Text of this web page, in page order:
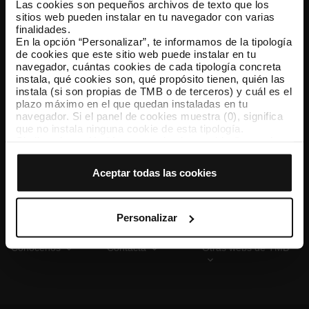
Las cookies son pequeños archivos de texto que los
sitios web pueden instalar en tu navegador con varias
finalidades.
En la opción “Personalizar”, te informamos de la tipología
de cookies que este sitio web puede instalar en tu
navegador, cuántas cookies de cada tipología concreta
instala, qué cookies son, qué propósito tienen, quién las
instala (si son propias de TMB o de terceros) y cuál es el
plazo máximo en el que quedan instaladas en tu
navegador. Si el panel de cookies muestra (0), significa
que no instala ninguna cookie de esta tipología.
que todas estas cookies se instalen en tu navegador.
tipología de cookies permite indicar si quieres que se
instalen o no las cookies de esa clase.
Una vez que hayas marcado tus preferencias, debes
hacer clic en “Seleccionar y configurar”. Así se instalarán
previamente. Te sugerimos que selecciones las cookies
de personalización, porque permiten recordar tus
opciones de navegación (como el idioma) y mejoran tu
Aceptar todas las cookies
Personalizar
TMB App
Descárgate TMB App y compra tus billetes
App Store Google Play
Conócenos Contacta Otras webs de TMB